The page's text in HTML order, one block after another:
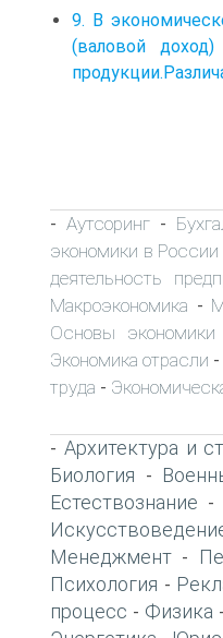
9. В
(валовой
-Аутсоринг -
экономики в России
деятельность
Макроэкономика -
Основы экономики
Экономика отрасли -
труда -
- Архитектура и
Биология -
Естествознание -
Менеджмент -
Психология -
процесс - Физика -